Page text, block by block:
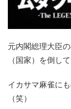
元内閣総理大臣
（国家）を倒し
イカサマ麻雀に
（笑）